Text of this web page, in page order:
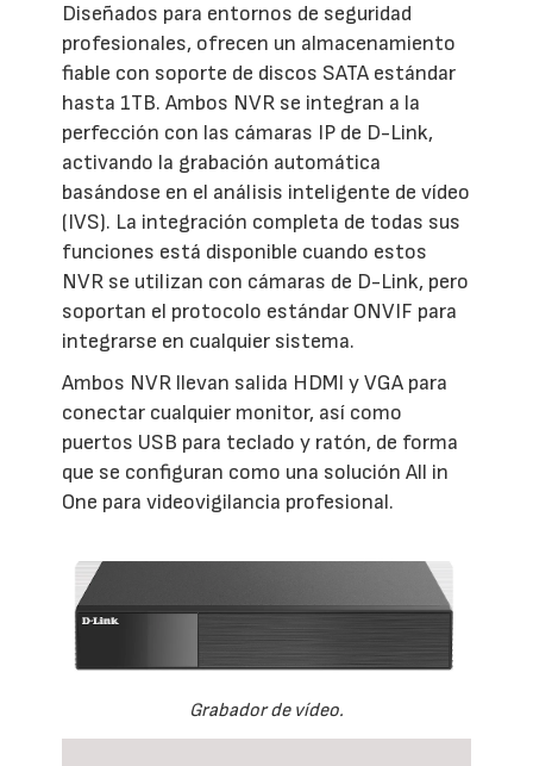
Diseñados para entornos de seguridad
profesionales, ofrecen un almacenamiento
fiable con soporte de discos SATA estándar
hasta 1TB. Ambos NVR se integran a la
perfección con las cámaras IP de D-Link,
activando la grabación automática
basándose en el análisis inteligente de vídeo
(IVS). La integración completa de todas sus
funciones está disponible cuando estos
NVR se utilizan con cámaras de D-Link, pero
soportan el protocolo estándar ONVIF para
integrarse en cualquier sistema.
Ambos NVR llevan salida HDMI y VGA para
conectar cualquier monitor, así como
puertos USB para teclado y ratón, de forma
que se configuran como una solución All in
One para videovigilancia profesional.
Grabador de vídeo.